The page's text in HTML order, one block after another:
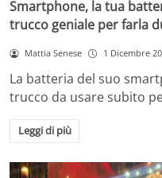
Smartphone, la tua
trucco geniale per farla
Mattia Senese 1 Dicembre
La batteria del suo
trucco da usare subito
Leggi di più